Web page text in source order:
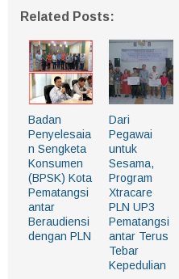
Related Posts:
Badan
Penyelesaia
n Sengketa
Konsumen
(BPSK) Kota
Pematangsi
antar
Beraudiensi
dengan PLN
Dari
Pegawai
untuk
Sesama,
Program
Xtracare
PLN UP3
Pematangsi
antar Terus
Tebar
Kepedulian